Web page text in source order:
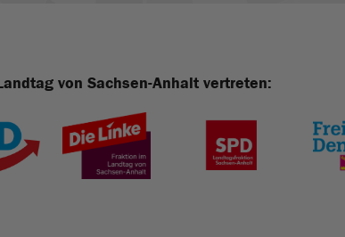
von Sachsen-Anhalt vertreten: